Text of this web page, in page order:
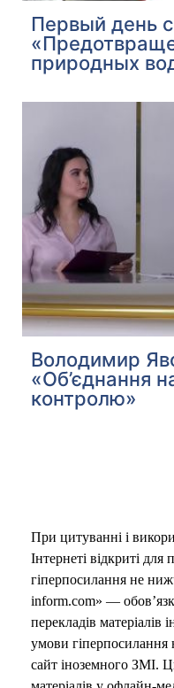
Первый день
природных
Володимир
«Об’єднання
контролю»
При цитуванні і
Інтернеті відкриті
гіперпосилання не
inform.com» —
перекладів
умови гіперпосилання
сайт іноземного ЗМІ.